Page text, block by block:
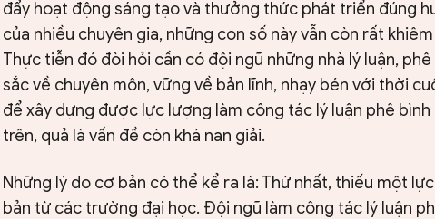
đẩy hoạt động sáng tạo và thưởng thức phát triển đúng
của nhiều chuyên gia, những con số này vẫn còn rất
Thực tiễn đó đòi hỏi cần có đội ngũ những nhà lý luận,
sắc về chuyên môn, vững về bản lĩnh, nhạy bén với thời
để xây dựng được lực lượng làm công tác lý luận phê
trên, quả là vấn đề còn khá nan giải.
Những lý do cơ bản có thể kể ra là: Thứ nhất, thiếu một
bản từ các trường đại học. Đội ngũ làm công tác lý luận